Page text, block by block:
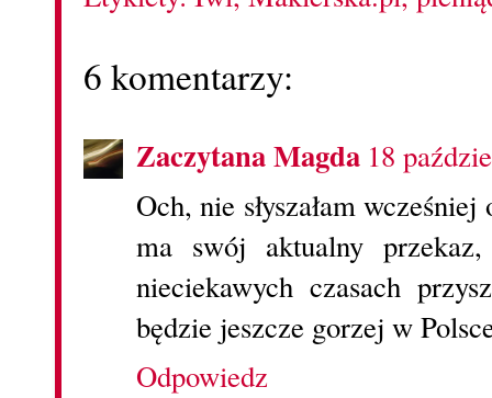
6 komentarzy:
Zaczytana Magda 18
Och, nie słyszałam
ma swój aktualny
nieciekawych czasach
będzie jeszcze gorzej w
Odpowiedz